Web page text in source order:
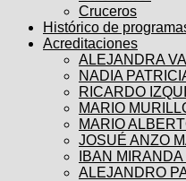
Cruceros
Histórico de
Acreditaciones
ALEJANDRA
NADIA
RICARDO
MARIO
MARIO
JOSUÉ ANZO
IBAN
ALEJANDRO